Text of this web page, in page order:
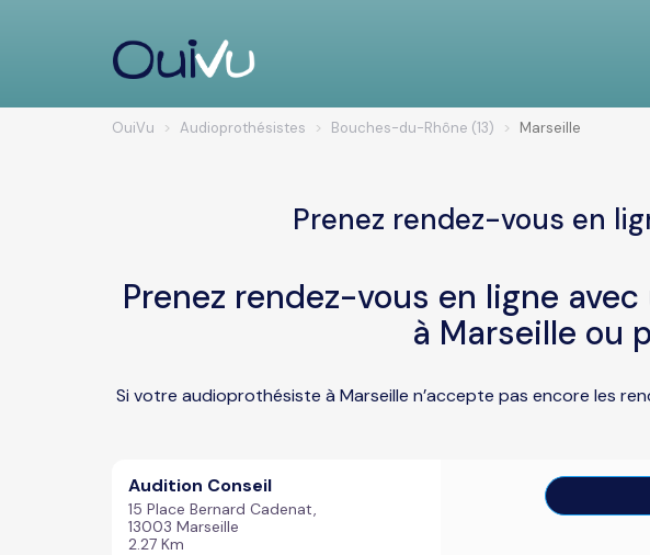
OuiVu Audioprothésistes Bouches-du-Rhône (13) Marseille
Prenez rendez-vous en
Prenez rendez-vous en ligne
à Marseille ou
Si votre audioprothésiste à Marseille n’accepte pas encore les
Audition Conseil
15 Place Bernard Cadenat,
13003 Marseille
2.27 Km